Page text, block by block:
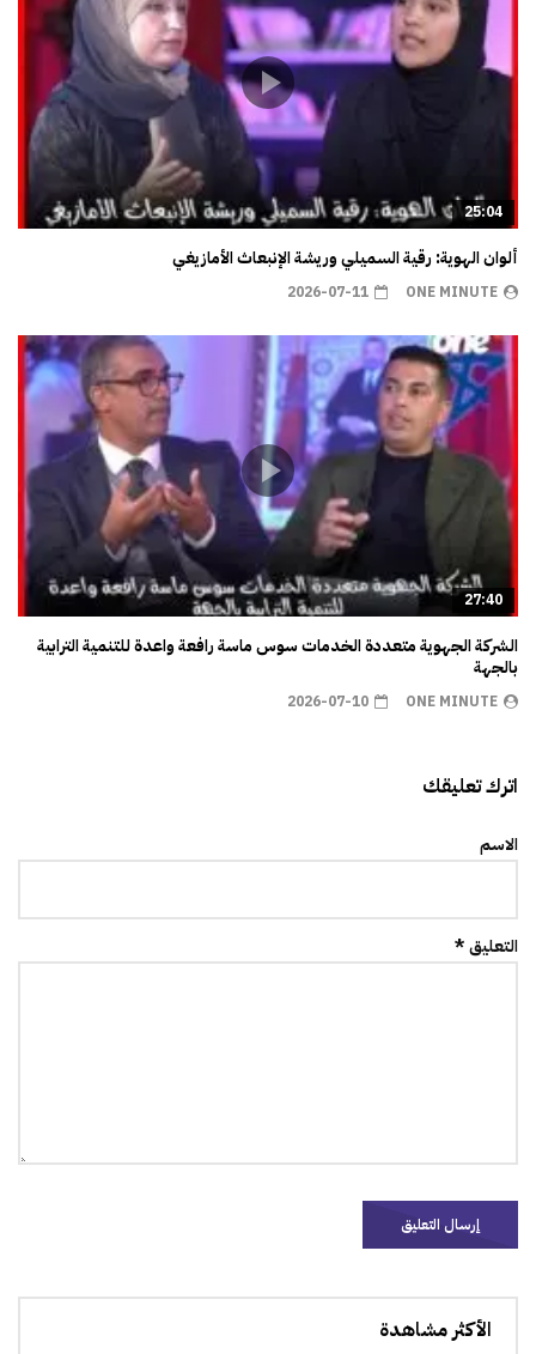
25:04
ألوان الهوية: رقية السميلي وريشة الإنبعاث الأمازيغي
ONE MINUTE
2026-07-11
27:40
الشركة الجهوية متعددة الخدمات سوس ماسة رافعة واعدة للتنمية الترابية
بالجهة
ONE MINUTE
2026-07-10
اترك تعليقك
الاسم
التعليق *
الأكثر مشاهدة